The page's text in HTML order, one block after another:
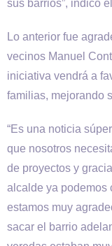
sus barrios”, indicó
Lo anterior fue
vecinos Manuel
iniciativa vendrá a
familias, mejorando
“Es una noticia
que nosotros
de proyectos y
alcalde ya podemos
estamos muy
sacar el barrio